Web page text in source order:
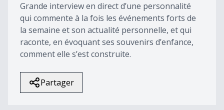
Grande interview en direct d’une personnalité
qui commente à la fois les événements forts de
la semaine et son actualité personnelle, et qui
raconte, en évoquant ses souvenirs d’enfance,
comment elle s’est construite.
Partager